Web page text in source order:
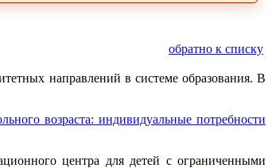
обратно к списку
направлений в системе образования. В
возраста: индивидуальные потребности
центра для детей с ограниченными